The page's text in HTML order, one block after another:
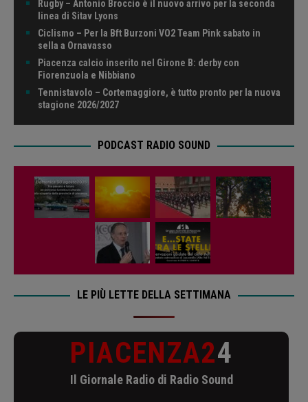
Rugby – Antonio Broccio è il nuovo arrivo per la seconda
linea di Sitav Lyons
Ciclismo – Per la Bft Burzoni VO2 Team Pink sabato in
sella a Ornavasso
Piacenza calcio inserito nel Girone B: derby con
Fiorenzuola e Nibbiano
Tennistavolo – Cortemaggiore, è tutto pronto per la nuova
stagione 2026/2027
PODCAST RADIO SOUND
LE PIÙ LETTE DELLA SETTIMANA
PIACENZA24
Il Giornale Radio di Radio Sound